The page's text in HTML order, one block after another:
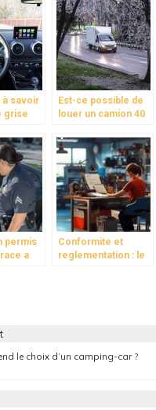
à savoir
grise
Est-ce possible de
louer un camion 40
B ?
permis
a
Conformite et
reglementation : le
le choix d’un camping-car ?